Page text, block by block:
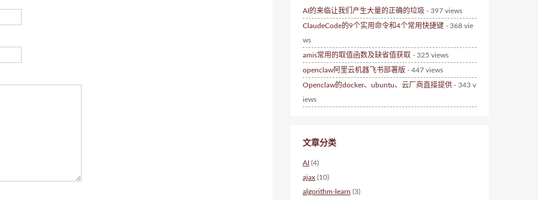
AI的来临让我们产生大量的正确的垃圾 - 397 views
ClaudeCode的9个实用命令和4个常用快捷键 - 368 vie
ws
amis常用的取值函数及缺省值获取 - 325 views
openclaw阿里云机器飞书部署版 - 447 views
Openclaw的docker、ubuntu、云厂商直接提供 - 343 v
iews
文章分类
AI (4)
ajax (10)
algorithm-learn (3)